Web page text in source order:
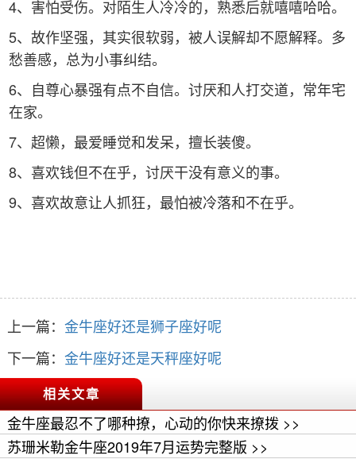
4、害怕受伤。对陌生人冷冷的，熟悉后就嘻嘻哈哈。
5、故作坚强，其实很软弱，被人误解却不愿解释。多
愁善感，总为小事纠结。
6、自尊心暴强有点不自信。讨厌和人打交道，常年宅
在家。
7、超懒，最爱睡觉和发呆，擅长装傻。
8、喜欢钱但不在乎，讨厌干没有意义的事。
9、喜欢故意让人抓狂，最怕被冷落和不在乎。
上一篇： 金牛座好还是狮子座好呢
下一篇： 金牛座好还是天秤座好呢
相关文章
金牛座最忍不了哪种撩，心动的你快来撩拨 >>
苏珊米勒金牛座2019年7月运势完整版 >>